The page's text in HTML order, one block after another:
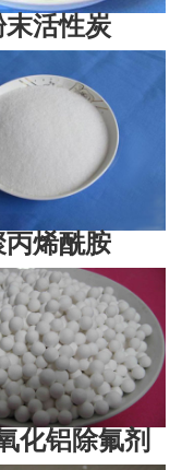
末活性炭
丙烯酰胺
化铝除氟剂